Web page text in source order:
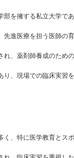
を擁する私立大学で
先進医療を担う医師の
れ、薬剤師養成のため
り、現場での臨床実習
、特に医学教育とス